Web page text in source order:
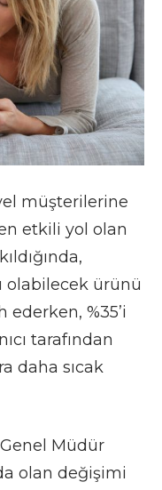
müşterilerine
etkili yol olan
olabilecek ürünü
%35’i
tarafından
daha sıcak
Müdür
olan değişimi